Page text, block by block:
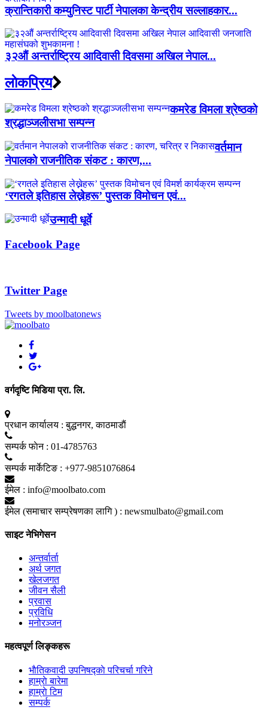
क्रान्तिकारी कम्युनिस्ट पार्टी नेपालका केन्द्रीय सल्लाहकार...
३२औं अन्तर्राष्ट्रिय आदिवासी दिवसमा अखिल नेपाल...
लाेकप्रिय
कमरेड विमला श्रेष्ठको
श्रद्धाञ्जलीसभा सम्पन्न
वर्तमान
नेपालको राजनीतिक संकट : कारण,...
‘रगतले इतिहास लेख्नेहरू’ पुस्तक विमोचन एवं...
उन्मादी धूर्वे
Facebook Page
Twitter Page
Tweets by moolbatonews
वर्गदृष्टि मिडिया प्रा. लि.
प्रधान कार्यालय : बुद्धनगर, काठमाडाैं
सम्पर्क फाेन : 01-4785763
सम्पर्क मार्केटिङ : +977-9851076864
ईमेल : info@moolbato.com
ईमेल (समाचार सम्प्रेषणका लागि ) : newsmulbato@gmail.com
साइट नेभिगेसन
अन्तर्वार्ता
अर्थ जगत
खेलजगत
जीवन सैली
प्रवास
प्रविधि
मनोरञ्जन
महत्वपूर्ण लिङ्कहरू
भाैतिकवादी उपनिषद्काे परिचर्चा गरिने
हाम्राे बारेमा
हाम्राे टिम
सम्पर्क